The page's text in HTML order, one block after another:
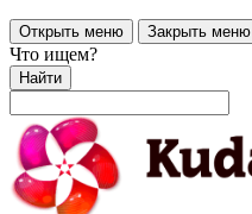
Открыть меню Закрыть меню
Что ищем?
Найти